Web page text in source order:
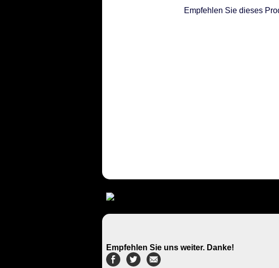
Empfehlen Sie dieses
Empfehlen Sie uns weiter. Danke!